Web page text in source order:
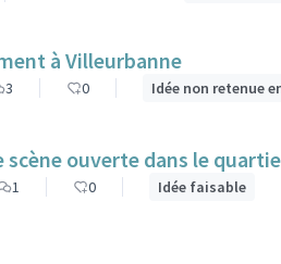
à Villeurbanne
3 0 Idée non retenue
ouverte dans le
1 0 Idée faisable